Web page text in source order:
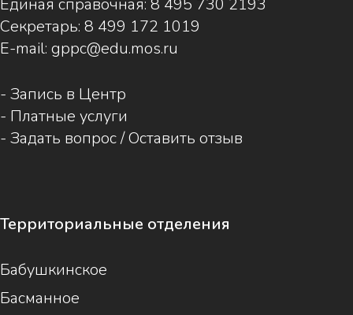
Единая справочная: 8 495 730 2193
Секретарь: 8 499 172 1019
E-mail: gppc@edu.mos.ru
- Запись в Центр
- Платные услуги
- Задать вопрос / Оставить отзыв
Территориальные отделения
Бабушкинское
Басманное